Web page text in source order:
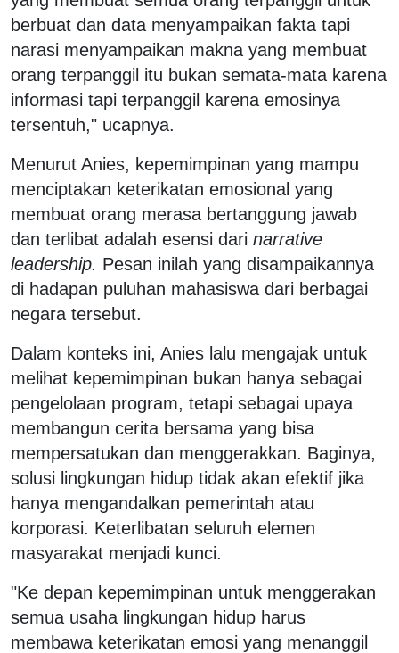
berbuat dan data menyampaikan fakta tapi
narasi menyampaikan makna yang membuat
orang terpanggil itu bukan semata-mata karena
informasi tapi terpanggil karena emosinya
tersentuh," ucapnya.
Menurut Anies, kepemimpinan yang mampu
menciptakan keterikatan emosional yang
membuat orang merasa bertanggung jawab
dan terlibat adalah esensi dari narrative
leadership. Pesan inilah yang disampaikannya
di hadapan puluhan mahasiswa dari berbagai
negara tersebut.
Dalam konteks ini, Anies lalu mengajak untuk
melihat kepemimpinan bukan hanya sebagai
pengelolaan program, tetapi sebagai upaya
membangun cerita bersama yang bisa
mempersatukan dan menggerakkan. Baginya,
solusi lingkungan hidup tidak akan efektif jika
hanya mengandalkan pemerintah atau
korporasi. Keterlibatan seluruh elemen
masyarakat menjadi kunci.
"Ke depan kepemimpinan untuk menggerakan
semua usaha lingkungan hidup harus
membawa keterikatan emosi yang menanggil